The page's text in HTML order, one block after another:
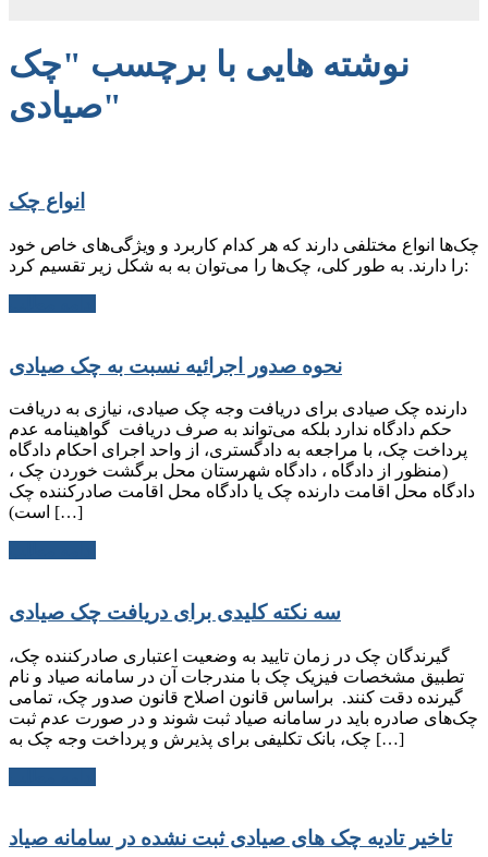
نوشته هایی با برچسب "چک
صیادی"
انواع چک
چک‌ها انواع مختلفی دارند که هر کدام کاربرد و ویژگی‌های خاص خود
را دارند. به طور کلی، چک‌ها را می‌توان به به شکل زیر تقسیم کرد:
نحوه صدور اجرائیه نسبت به چک صیادی
دارنده چک صیادی برای دریافت وجه چک صیادی، نیازی به دریافت
حکم دادگاه ندارد بلکه می‌تواند به صرف دریافت گواهینامه عدم
پرداخت چک، با مراجعه به دادگستری، از واحد اجرای احکام دادگاه
(منظور از دادگاه ، دادگاه شهرستان محل برگشت خوردن چک ،
دادگاه محل اقامت دارنده چک یا دادگاه محل اقامت صادرکننده چک
است) […]
سه نکته کلیدی برای دریافت چک صیادی
گیرندگان چک در زمان تایید به وضعیت اعتباری صادرکننده چک،
تطبیق مشخصات فیزیک چک با مندرجات آن در سامانه صیاد و نام
گیرنده دقت کنند. براساس قانون اصلاح قانون صدور چک، تمامی
چک‌های صادره باید در سامانه صیاد ثبت شوند و در صورت عدم ثبت
چک، بانک تکلیفی برای پذیرش و پرداخت وجه چک به […]
تاخیر تادیه چک های صیادی ثبت نشده در سامانه صیاد